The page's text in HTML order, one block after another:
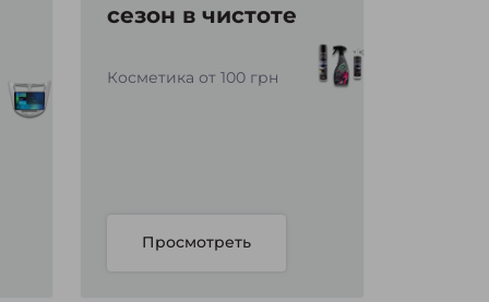
сезон в чистоте
Косметика от 100 грн
Просмотреть